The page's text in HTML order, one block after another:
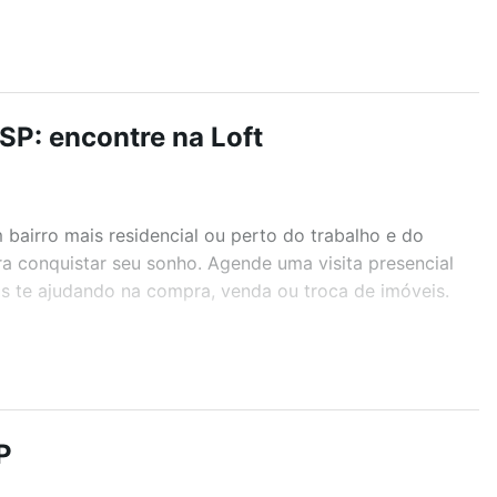
encontre na Loft
bairro mais residencial ou perto do trabalho e do
conquistar seu sonho. Agende uma visita presencial
ajudando na compra, venda ou troca de imóveis.
salão de festas ou área verde e encontrar